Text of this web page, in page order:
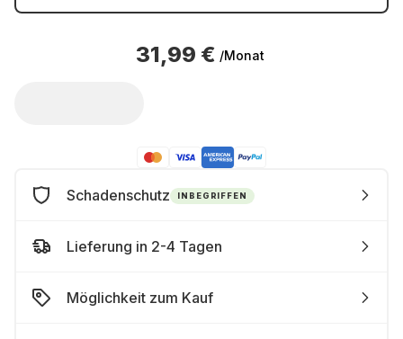
31,99 € /Monat
Schadenschutz INBEGRIFFEN
Lieferung in 2-4 Tagen
Möglichkeit zum Kauf